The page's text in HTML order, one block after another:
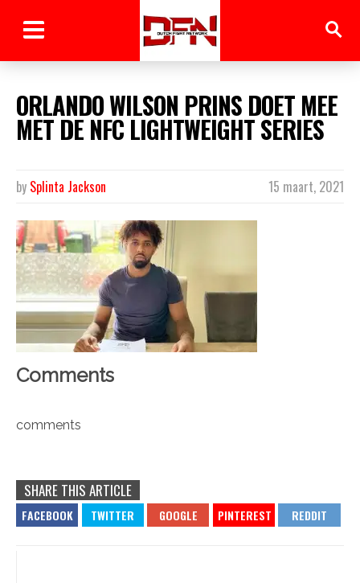
ORLANDO WILSON PRINS DOET MEE
MET DE NFC LIGHTWEIGHT SERIES
15 maart, 2021
by Splinta Jackson
Comments
comments
SHARE THIS ARTICLE